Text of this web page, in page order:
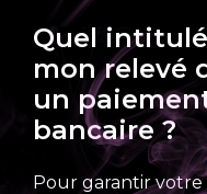
Quel
mon relevé
un
bancaire ?
Pour garantir votre